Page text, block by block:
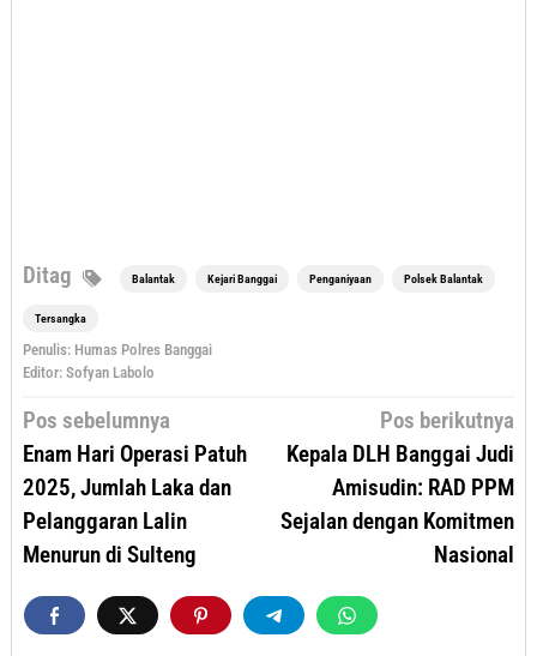
Ditag Balantak Kejari Banggai Penganiyaan Polsek Balantak
Tersangka
Penulis: Humas Polres Banggai
Editor: Sofyan Labolo
Navigasi
Pos sebelumnya
Enam Hari Operasi Patuh
2025, Jumlah Laka dan
Pelanggaran Lalin
Menurun di Sulteng
Pos berikutnya
Kepala DLH Banggai Judi
Amisudin: RAD PPM
Sejalan dengan Komitmen
Nasional